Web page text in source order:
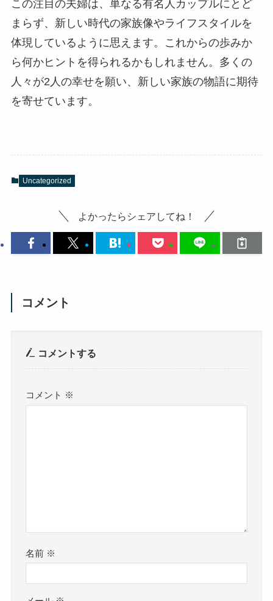
この注目の夫婦は、単なる有名人カップルにとど
まらず、新しい時代の家族像やライフスタイルを
体現しているように思えます。これからの歩みか
ら何かヒントを得られるかもしれません。多くの
人々が2人の幸せを願い、新しい家族の物語に期待
を寄せています。
Uncategorized
よかったらシェアしてね！
コメント
コメントする
コメント ※
名前 ※